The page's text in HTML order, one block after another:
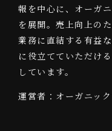
報を中心に、オーガ
を展開。売上向上の
業務に直結する有益
に役立てていただけ
しています。
運営者：オーガニッ